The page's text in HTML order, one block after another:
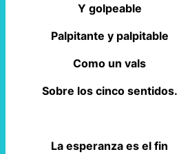
Y golpeable
Palpitante y palpitable
Como un vals
Sobre los cinco sentidos.
La esperanza es el fin